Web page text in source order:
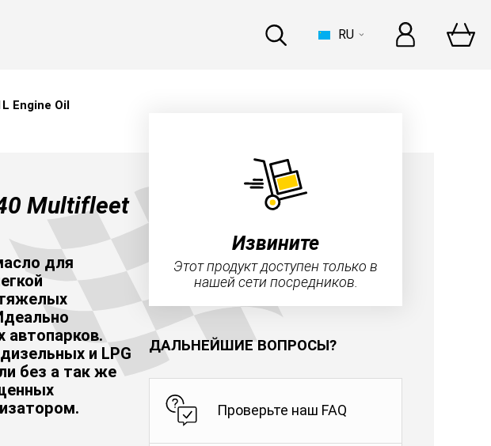
ИНДУСТРИЯ
30 НОЯ 2018
Bardahl и Ferrari это целая история!
RU
Engine Oil
Multifleet
для
и LPG
без а так же
Извините
Этот продукт доступен только в
нашей сети посредников.
ДАЛЬНЕЙШИЕ ВОПРОСЫ?
Проверьте наш FAQ